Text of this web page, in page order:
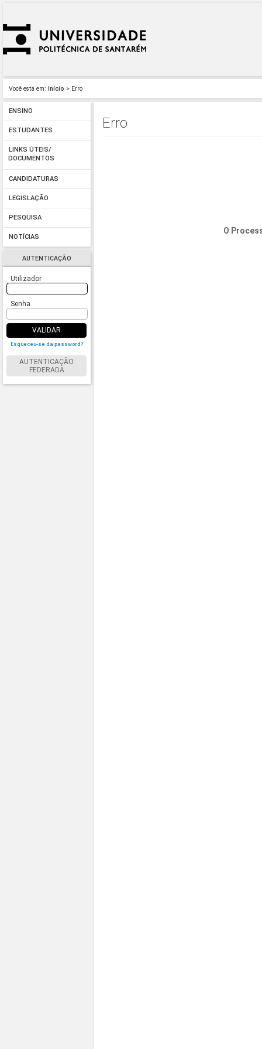
Você está em: Início > Erro
ENSINO
ESTUDANTES
LINKS ÚTEIS/
DOCUMENTOS
CANDIDATURAS
LEGISLAÇÃO
PESQUISA
NOTÍCIAS
AUTENTICAÇÃO
Utilizador
Senha
VALIDAR
Esqueceu-se da password?
AUTENTICAÇÃO
FEDERADA
Erro
O